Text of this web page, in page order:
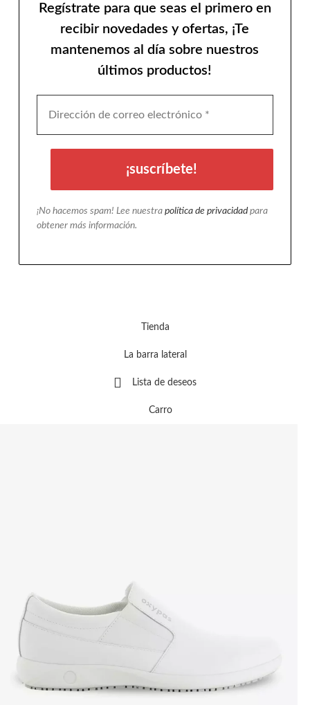
Regístrate para que seas el primero en
recibir novedades y ofertas, ¡Te
mantenemos al día sobre nuestros
últimos productos!
¡No hacemos spam! Lee nuestra política de privacidadpara
obtener más información.
Tienda
La barra lateral
Lista de deseos
Carro